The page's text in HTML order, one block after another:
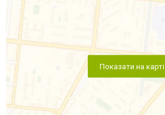
Показати на карті